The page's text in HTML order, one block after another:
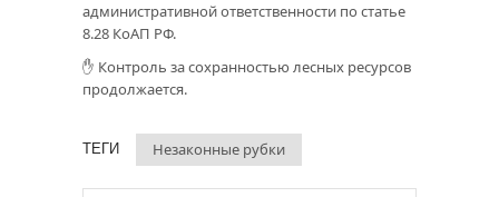
административной ответственности по статье
8.28 КоАП РФ.
✋ Контроль за сохранностью лесных ресурсов
продолжается.
ТЕГИ Незаконные рубки